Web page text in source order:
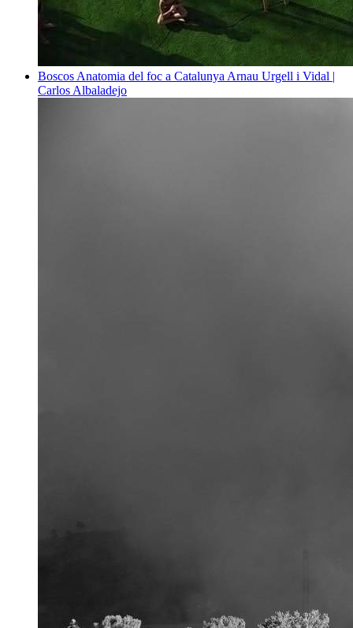
Boscos Anatomia del foc a Catalunya Arnau Urgell i Vidal |
Carlos Albaladejo